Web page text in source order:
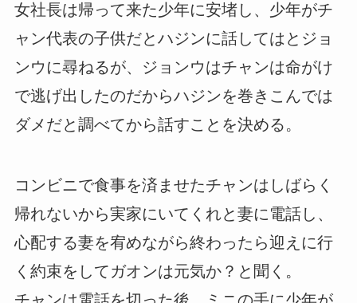
女社長は帰って来た少年に安堵し、少年がチ
ャン代表の子供だとハジンに話してはとジョ
ンウに尋ねるが、ジョンウはチャンは命がけ
で逃げ出したのだからハジンを巻きこんでは
ダメだと調べてから話すことを決める。
コンビニで食事を済ませたチャンはしばらく
帰れないから実家にいてくれと妻に電話し、
心配する妻を宥めながら終わったら迎えに行
く約束をしてガオンは元気か？と聞く。